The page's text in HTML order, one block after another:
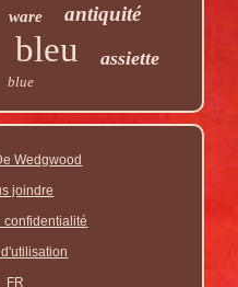
ware antiquité
bleu assiette
blue
Wedgwood
joindre
confidentialité
FR